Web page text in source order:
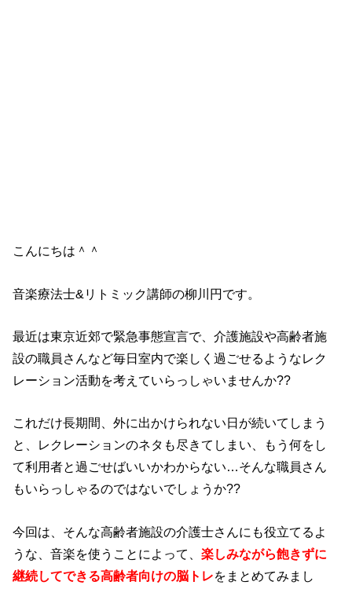
こんにちは＾＾
音楽療法士&リトミック講師の柳川円です。
最近は東京近郊で緊急事態宣言で、介護施設や高齢者施
設の職員さんなど毎日室内で楽しく過ごせるようなレク
レーション活動を考えていらっしゃいませんか??
これだけ長期間、外に出かけられない日が続いてしまう
と、レクレーションのネタも尽きてしまい、もう何をし
て利用者と過ごせばいいかわからない…そんな職員さん
もいらっしゃるのではないでしょうか??
今回は、そんな高齢者施設の介護士さんにも役立てるよ
うな、音楽を使うことによって、楽しみながら飽きずに
継続してできる高齢者向けの脳トレをまとめてみまし